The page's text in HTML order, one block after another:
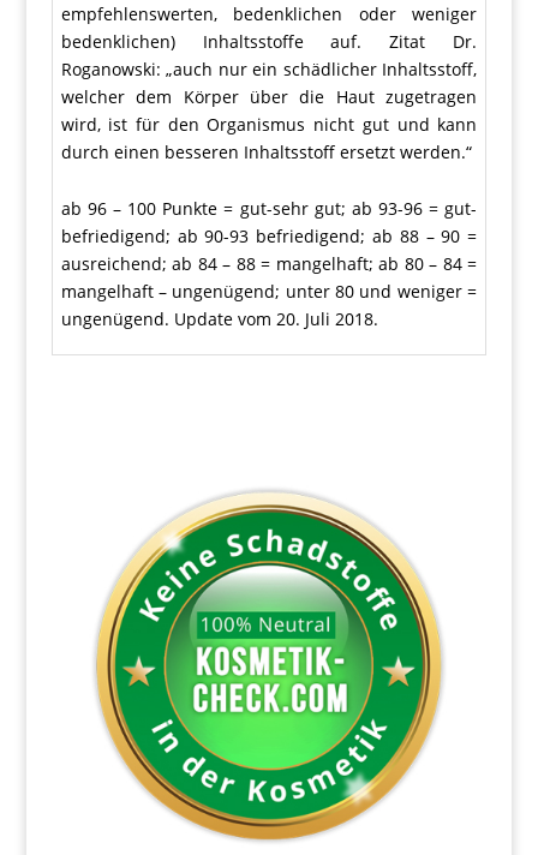
empfehlenswerten, bedenklichen oder weniger
bedenklichen) Inhaltsstoffe auf. Zitat Dr.
Roganowski: „auch nur ein schädlicher Inhaltsstoff,
welcher dem Körper über die Haut zugetragen
wird, ist für den Organismus nicht gut und kann
durch einen besseren Inhaltsstoff ersetzt werden.“
ab 96 – 100 Punkte = gut-sehr gut; ab 93-96 = gut-
befriedigend; ab 90-93 befriedigend; ab 88 – 90 =
ausreichend; ab 84 – 88 = mangelhaft; ab 80 – 84 =
mangelhaft – ungenügend; unter 80 und weniger =
ungenügend. Update vom 20. Juli 2018.